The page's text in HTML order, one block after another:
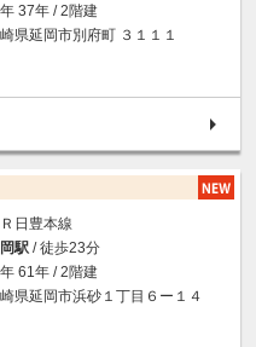
37年 / 2階建
県延岡市別府町 ３１１１
Ｒ日豊本線
駅 / 徒歩23分
61年 / 2階建
県延岡市浜砂１丁目６ー１４